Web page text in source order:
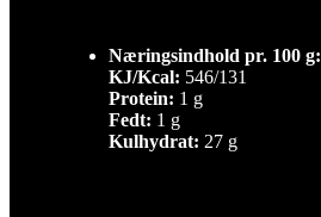
Næringsindhold pr. 100 g:
KJ/Kcal: 546/131
Protein: 1 g
Fedt: 1 g
Kulhydrat: 27 g